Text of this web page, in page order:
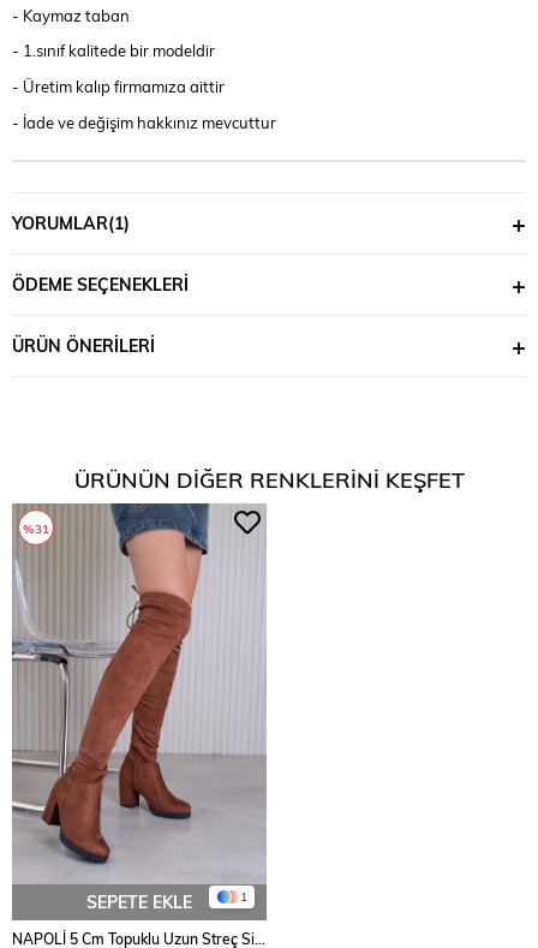
- Kaymaz taban
- 1.sınıf kalitede bir modeldir
- Üretim kalıp firmamıza aittir
- İade ve değişim hakkınız mevcuttur
YORUMLAR(1)
ÖDEME SEÇENEKLERI
ÜRÜN ÖNERILERI
ÜRÜNÜN DIĞER RENKLERINI KEŞFET
1
SEPETE EKLE
%31